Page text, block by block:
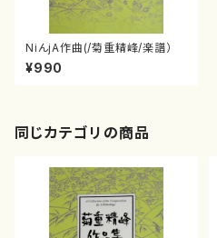
NiんjA作曲(/菊重精峰/楽譜）
¥990
同じカテゴリの商品